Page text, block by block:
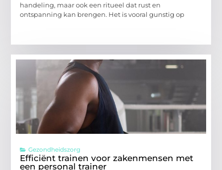
handeling, maar ook een ritueel dat rust en
ontspanning kan brengen. Het is vooral gunstig op
Gezondheidszorg
Efficiënt trainen voor zakenmensen met
een personal trainer